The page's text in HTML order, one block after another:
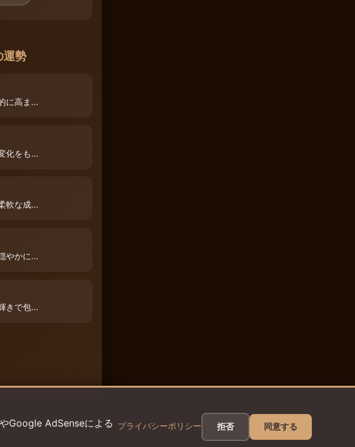
運勢
に高ま...
化をも...
軟な成...
やかに...
きで包...
Google AdSenseによる プライバシーポリシー 拒否 同意する